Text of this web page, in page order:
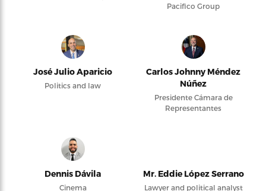
Pacifico Group
José Julio Aparicio
Politics and law
Carlos Johnny Méndez
Núñez
Presidente Cámara de
Representantes
Dennis Dávila
Cinema
Mr. Eddie López Serrano
Lawyer and political analyst